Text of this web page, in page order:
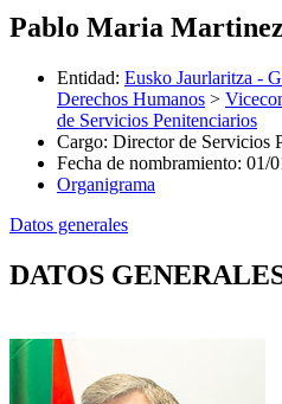
Pablo Maria
Entidad: Eusko Jaurlaritza -
Derechos Humanos >
de Servicios Penitenciarios
Cargo: Director de Servicios
Fecha de nombramiento: 01/
Organigrama
Datos generales
DATOS